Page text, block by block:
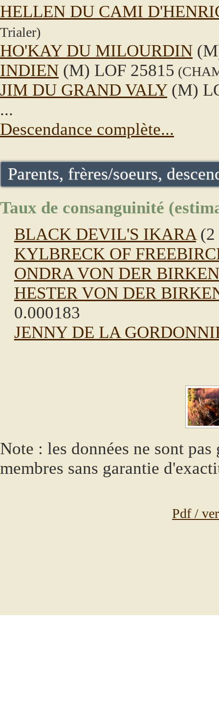
HELLEN DU CAMI
Trialer)
HO'KAY DU MILOURDIN
INDIEN (M) LOF 25815
JIM DU GRAND VALY(M)
...
Descendance complète...
Parents, frères/soeurs,
Taux de consanguinité
BLACK DEVIL'S IKARA(2
KYLBRECK OF
ONDRA VON DER
HESTER VON DER
0.000183
JENNY DE LA
Note : les données ne sont
membres sans garantie
Pdf /